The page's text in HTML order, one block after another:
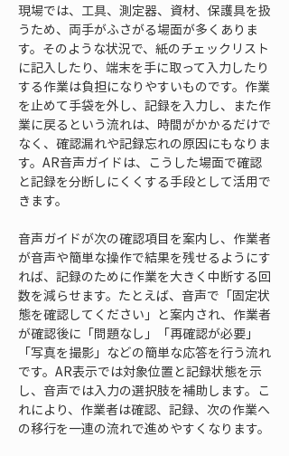
現場では、工具、測定器、資材、保護具を扱
うため、両手がふさがる場面が多くありま
す。そのような状況で、紙のチェックリスト
に記入したり、端末を手に取って入力したり
する作業は負担になりやすいものです。作業
を止めて手袋を外し、記録を入力し、また作
業に戻るという流れは、時間がかかるだけで
なく、確認漏れや記録忘れの原因にもなりま
す。AR音声ガイドは、こうした場面で確認
と記録を分断しにくくする手段として活用で
きます。
音声ガイドが次の確認項目を案内し、作業者
が音声や簡単な操作で結果を残せるようにす
れば、記録のために作業を大きく中断する回
数を減らせます。たとえば、音声で「固定状
態を確認してください」と案内され、作業者
が確認後に「問題なし」「再確認が必要」
「写真を撮影」などの簡単な応答を行う流れ
です。AR表示では対象位置と記録状態を示
し、音声では入力の選択肢を補助します。こ
れにより、作業者は確認、記録、次の作業へ
の移行を一連の流れで進めやすくなります。